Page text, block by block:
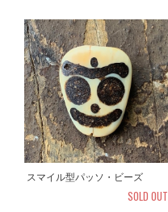
スマイル型パッソ・ビーズ
SOLD OUT